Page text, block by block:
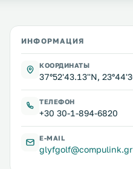
ИНФОРМАЦИЯ
КООРДИНАТЫ
37°52'43.13''N,
ТЕЛЕФОН
+30 30-1-894-6820
E-MAIL
glyfgolf@compulink.gr